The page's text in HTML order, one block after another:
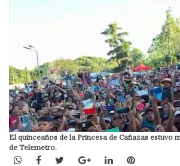
El quinceaños de la Princesa de Cañazas estuvo
de Telemetro.
WhatsApp
Facebook
TwitterGoogle+LinkedInPinterest